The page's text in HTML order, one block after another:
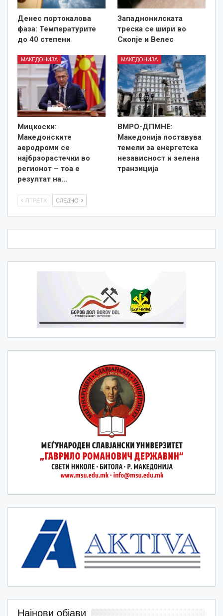
Денес портокалова
фаза: Температурите
до 40 степени
Западнонилската
треска се шири во
Скопје и Велес
МАКЕДОНИЈА
Мицкоски:
Македонските
аеродроми се
најбрзорастечки во
регионот – тоа е
резултат на…
МАКЕДОНИЈА
ВМРО-ДПМНЕ:
Македонија поставува
темели за енергетска
независност и зелена
транзиција
ПТРЕТХ СЛЕДНО
Најнови објави